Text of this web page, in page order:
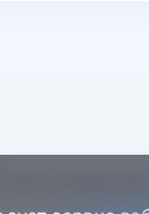
Тюменской